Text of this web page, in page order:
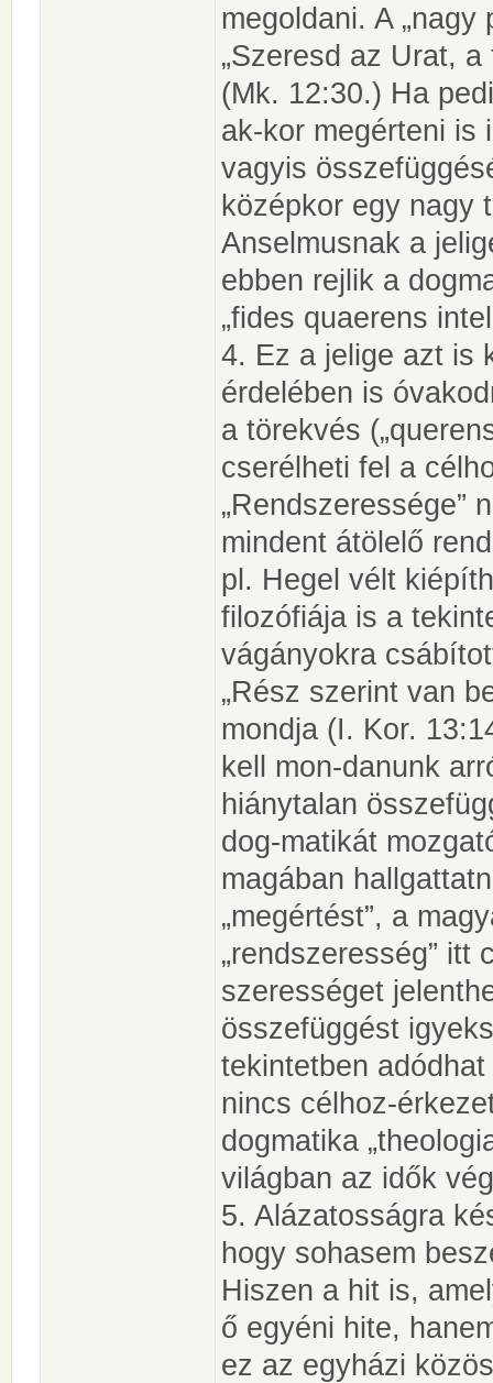
megoldani. A
„Szeresd az Urat,
(Mk. 12:30.) Ha
ak-kor megérteni is
vagyis
középkor egy nagy
Anselmusnak a
ebben rejlik a
„fides quaerens
4. Ez a jelige azt is
érdelében is
a törekvés
cserélheti fel a
„Rendszeressége”
mindent átölelő
pl. Hegel vélt
filozófiája is a
vágányokra
„Rész szerint van
mondja (I. Kor.
kell mon-danunk
hiánytalan
dog-matikát
magában
„megértést”, a
„rendszeresség” itt
szerességet
összefüggést
tekintetben
nincs célhoz-
dogmatika
világban az idők
5. Alázatosságra
hogy sohasem
Hiszen a hit is,
ő egyéni hite,
ez az egyházi